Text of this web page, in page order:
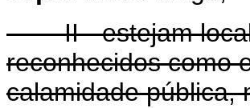
II - estejam
reconhecidos como
calamidade pública,